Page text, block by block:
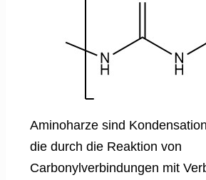
Aminoharze sind
die durch die Reaktion von
Carbonylverbindungen mit